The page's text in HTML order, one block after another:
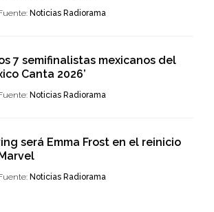
Noticias Radiorama
7 semifinalistas mexicanos del
Canta 2026’
Noticias Radiorama
será Emma Frost en el reinicio
Noticias Radiorama